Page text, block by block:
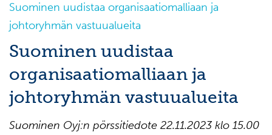
Suominen uudistaa organisaatiomalliaan ja
johtoryhmän vastuualueita
Suominen uudistaa
organisaatiomalliaan ja
johtoryhmän vastuualueita
Suominen Oyj:n pörssitiedote 22.11.2023 klo 15.00